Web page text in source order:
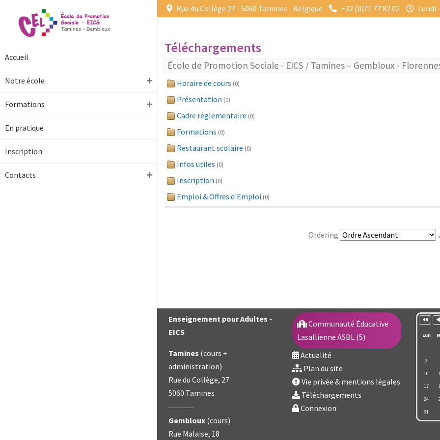
Accueil
Notre école
Formations
En pratique
Inscription
Contacts
Rue du Collège 27 - 5060 Tamines - Belgique +32 (0)71 77 82 02 Lundi
Téléchargements
École de Promotion Sociale - EICS / Tamines – Gembloux -
Horaire de cours (0)
Présentation (0)
Cadre réglementaire (0)
Formations (0)
Restaurant scolaire (0)
Infos utiles (0)
Inscription (0)
Emploi & Offres d'Emploi (0)
Ordering
Enseignement pour Adultes -
EICS
Tamines (cours +
administration)
Rue du Collège, 27
5060 Tamines
-----------------
Gembloux (cours)
Rue Malaise, 18
Communauté Éducative
Lasallienne ASBL (5)
Actualité
Plan du site
Vie privée & mentions légales
Téléchargements
Connexion
Année
Lun
3
10
17
24
31